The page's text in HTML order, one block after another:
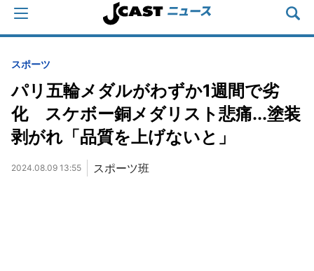
スポーツ
パリ五輪メダルがわずか1週間で劣
化 スケボー銅メダリスト悲痛...塗装
剥がれ「品質を上げないと」
2024.08.09 13:55 スポーツ班